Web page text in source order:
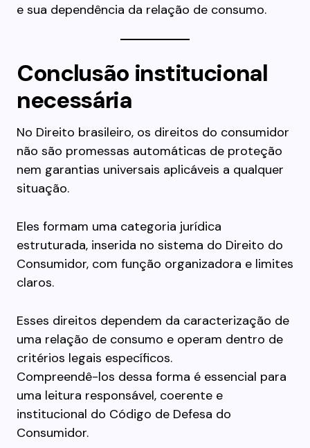
e sua dependência da relação de consumo.
Conclusão institucional
necessária
No Direito brasileiro, os direitos do consumidor
não são promessas automáticas de proteção
nem garantias universais aplicáveis a qualquer
situação.
Eles formam uma categoria jurídica
estruturada, inserida no sistema do Direito do
Consumidor, com função organizadora e limites
claros.
Esses direitos dependem da caracterização de
uma relação de consumo e operam dentro de
critérios legais específicos.
Compreendê-los dessa forma é essencial para
uma leitura responsável, coerente e
institucional do Código de Defesa do
Consumidor.